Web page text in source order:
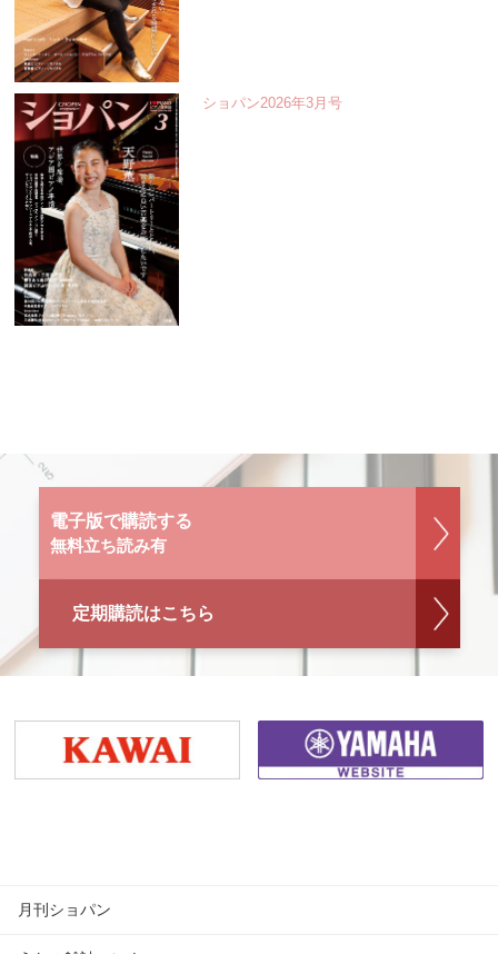
ショパン2026年3月号
電子版で購読する
無料立ち読み有
定期購読はこちら
月刊ショパン